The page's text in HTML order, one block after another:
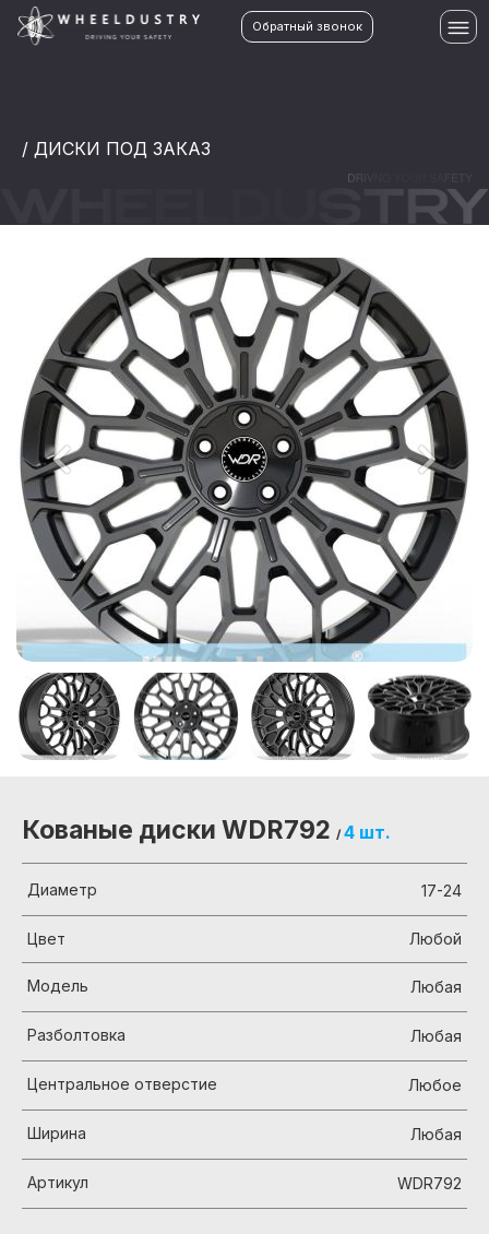
Обратный звонок
/ ДИСКИ ПОД ЗАКАЗ
Кованые диски WDR792 / 4 шт.
Диаметр 17-24
Цвет Любой
Модель Любая
Разболтовка Любая
Центральное отверстие Любое
Ширина Любая
Артикул WDR792